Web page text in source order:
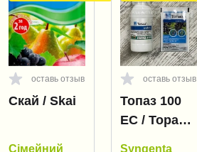
оставь отзыв
Скай / Skai
Сімейний
оставь отзыв
Топаз 100
EC / Topaz
Syngenta